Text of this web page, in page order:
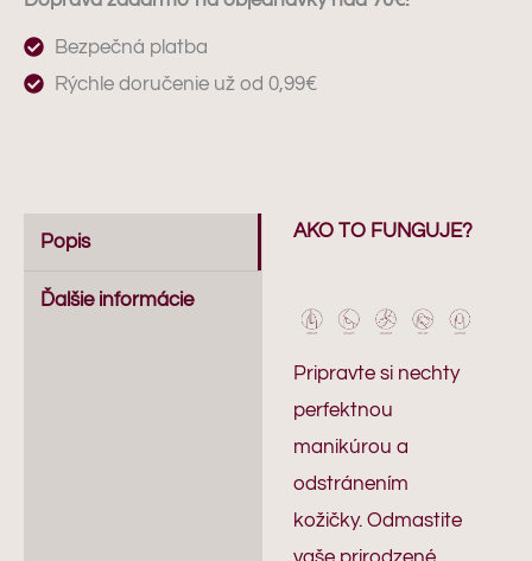
Bezpečná platba
Rýchle doručenie už od 0,99€
Popis
Ďalšie informácie
AKO TO FUNGUJE?
Pripravte si nechty
perfektnou
manikúrou a
odstránením
kožičky. Odmastite